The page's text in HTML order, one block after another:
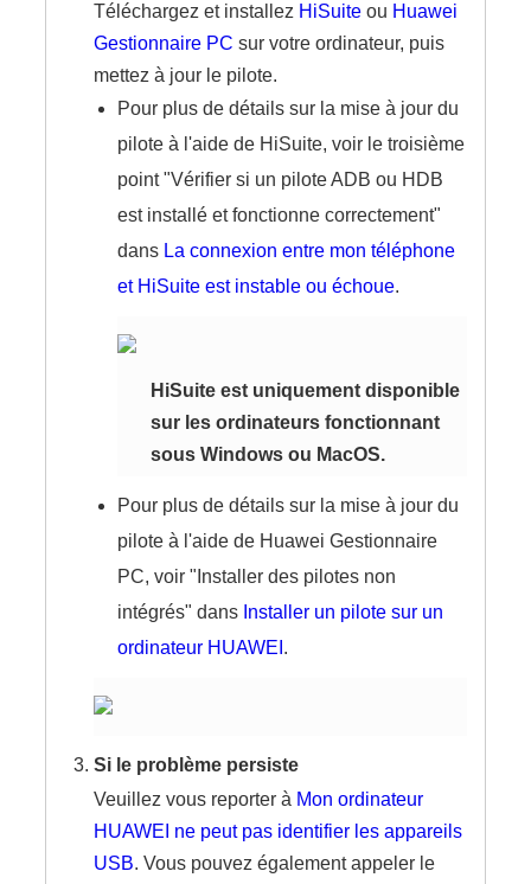
Téléchargez et installez HiSuite ou Huawei
Gestionnaire PC sur votre ordinateur, puis
mettez à jour le pilote.
Pour plus de détails sur la mise à jour du
pilote à l'aide de HiSuite, voir le troisième
point "Vérifier si un pilote ADB ou HDB
est installé et fonctionne correctement"
dans La connexion entre mon téléphone
et HiSuite est instable ou échoue.
HiSuite est uniquement disponible
sur les ordinateurs fonctionnant
sous Windows ou MacOS.
Pour plus de détails sur la mise à jour du
pilote à l'aide de Huawei Gestionnaire
PC, voir "Installer des pilotes non
intégrés" dans Installer un pilote sur un
ordinateur HUAWEI .
Si le problème persiste
Veuillez vous reporter à Mon ordinateur
HUAWEI ne peut pas identifier les appareils
USB. Vous pouvez également appeler le